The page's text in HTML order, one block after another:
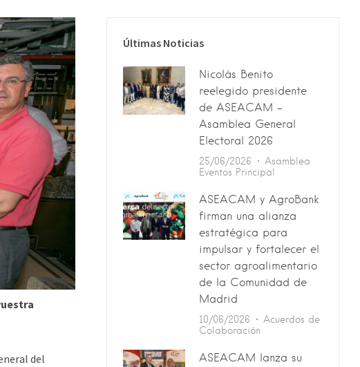
del
Últimas Noticias
Nicolás Benito
reelegido presidente
de ASEACAM –
Asamblea General
Electoral 2026
25/06/2026
Asamblea
Eventos Principal
ASEACAM y AgroBank
firman una alianza
estratégica para
impulsar y fortalecer el
sector agroalimentario
de la Comunidad de
Madrid
10/06/2026
Acuerdos de
Colaboración
ASEACAM lanza su